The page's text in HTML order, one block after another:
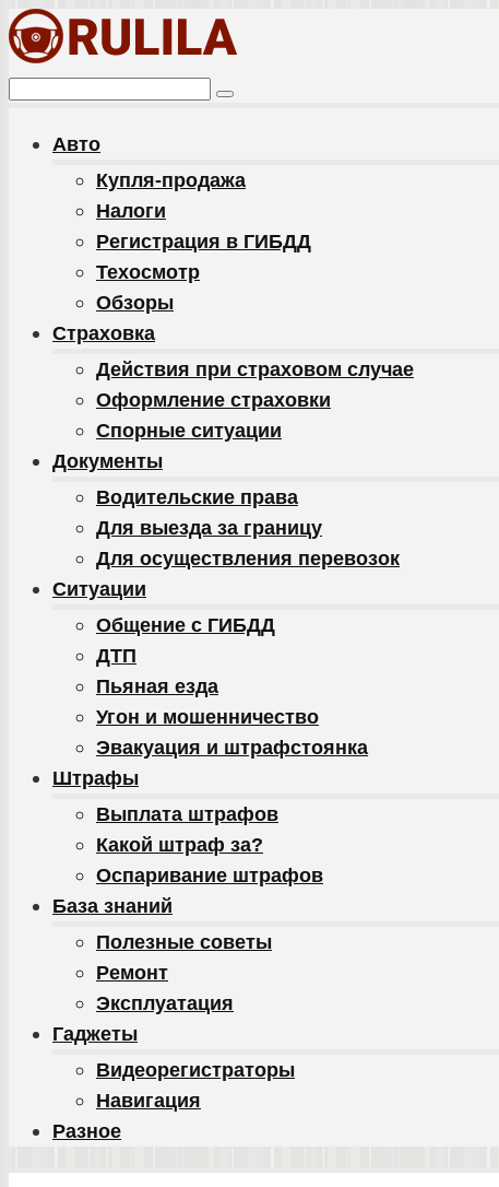
Перейти
к
контенту
Поиск:
Авто
Купля-продажа
Налоги
Регистрация в ГИБДД
Техосмотр
Обзоры
Cтраховка
Действия при страховом случае
Оформление страховки
Спорные ситуации
Документы
Водительские права
Для выезда за границу
Для осуществления перевозок
Ситуации
Общение с ГИБДД
ДТП
Пьяная езда
Угон и мошенничество
Эвакуация и штрафстоянка
Штрафы
Выплата штрафов
Какой штраф за?
Оспаривание штрафов
База знаний
Полезные советы
Ремонт
Эксплуатация
Гаджеты
Видеорегистраторы
Навигация
Разное